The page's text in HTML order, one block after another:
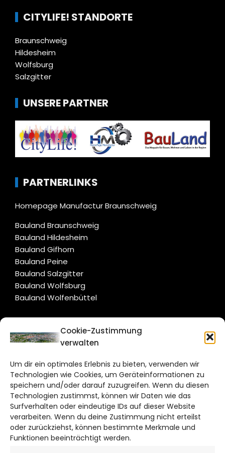
Cookie-Zustimmung
verwalten
Um dir ein optimales Erlebnis zu bieten, verwenden wir
Technologien wie Cookies, um Geräteinformationen zu
speichern und/oder darauf zuzugreifen. Wenn du diesen
Technologien zustimmst, können wir Daten wie das
Surfverhalten oder eindeutige IDs auf dieser Website
verarbeiten. Wenn du deine Zustimmung nicht erteilst
oder zurückziehst, können bestimmte Merkmale und
Funktionen beeinträchtigt werden.
CITYLIFE! STANDORTE
Braunschweig
Hildesheim
Wolfsburg
Salzgitter
UNSERE PARTNER
PARTNERLINKS
Homepage Manufactur Braunschweig
Bauland Braunschweig
Bauland Hildesheim
Bauland Gifhorn
Bauland Peine
Bauland Salzgitter
Bauland Wolfsburg
Bauland Wolfenbüttel
CITYLIFE!
Bruchtorwall 12
38100 Braunschweig
Telefon: 0531 387220 – 65
DAS STADTMAGAZIN FÜR
BRAUNSCHWEIG